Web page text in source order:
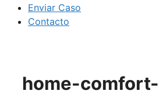
Enviar Caso
Contacto
home-comfort-